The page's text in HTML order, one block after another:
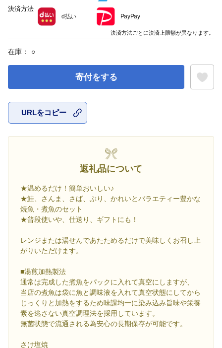
在庫： ○
寄付をする
URLをコピー
返礼品について
★温めるだけ！簡単おいしい♪
★鮭、さんま、さば、ぶり、かれいとバラエティー豊かな
焼魚・煮魚のセット
★普段使いや、仕送り、ギフトにも！
レンジまたは湯せんであたためるだけで美味しくお召し上
がりいただけます。
■湯煎加熱製法
通常は完成した煮魚をパックに入れて真空にしますが、
当店の煮魚は袋に魚と調味液を入れて真空状態にしてから
じっくりと加熱をするため味課均一に染み込み旨味や栄養
素を逃さない真空調理法を採用しています。
無菌状態で流通される為安心の長期保存が可能です。
さけ塩焼
決済方法
d払い PayPay
決済方法ごとに決済上限額が異なります。